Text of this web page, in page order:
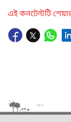
এই কনটেন্টটি